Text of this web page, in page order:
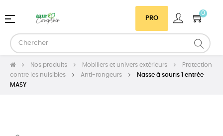
PRO
0
Basculer
navigation
☰
Nos produits Mobiliers et univers extérieurs
Protection
contre les nuisibles
Anti-rongeurs
Nasse à souris 1 entrée
MASY